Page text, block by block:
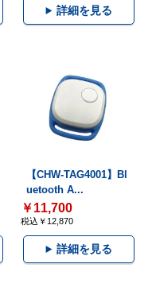
詳細を見る
【CHW-TAG4001】Bl
uetooth A...
￥11,700
税込￥12,870
詳細を見る